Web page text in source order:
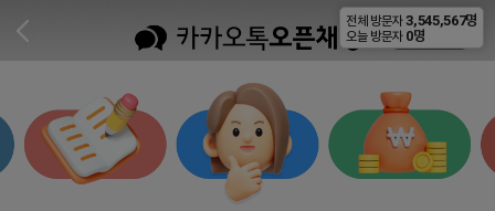
비공개
전체 방문자 3,545,567명
오늘 방문자 0명